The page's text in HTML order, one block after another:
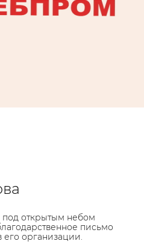
под открытым небом
письмо
организации.